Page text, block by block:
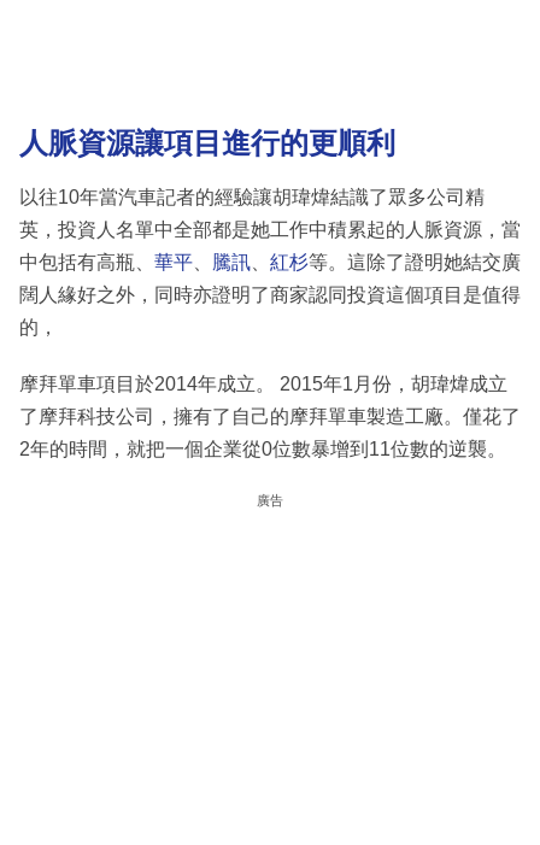
人脈資源讓項目進行的更順利
以往10年當汽車記者的經驗讓胡瑋煒結識了眾多公司精
英，投資人名單中全部都是她工作中積累起的人脈資源，當
中包括有高瓶、 華平 騰訊 紅杉等。這除了證明她結交廣
闊人緣好之外，同時亦證明了商家認同投資這個項目是值得
的，
摩拜單車項目於2014年成立。 2015年1月份，胡瑋煒成立
了摩拜科技公司，擁有了自己的摩拜單車製造工廠。僅花了
2年的時間，就把一個企業從0位數暴增到11位數的逆襲。
廣告